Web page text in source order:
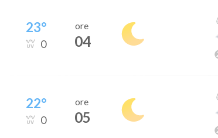
23°
0
ore
04
22°
0
ore
05